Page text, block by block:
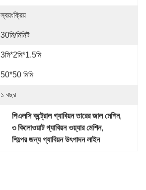
স্বয়ংক্রিয়
30মি/মিনিট
3মি*2মি*1.5মি
50*50 মিমি
১ বছর
পিএলসি কন্ট্রোল গ্যাবিয়ন তারের জাল মেশিন,
৩ কিলোওয়াট গ্যাবিয়ন ওয়্যার মেশিন,
শিল্পের জন্য গ্যাবিয়ন উৎপাদন লাইন